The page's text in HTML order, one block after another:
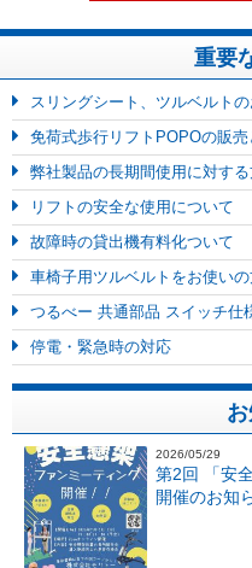
重要
スリングシート、ツルベルト
免荷式歩行リフトPOPOの販
弊社製品の長期間使用に対す
リフトの安全な使用について
故障時の貸出機有料化ついて
車椅子用ツルベルトをお使い
つるべー 共通部品 スイッチ仕
停電・緊急時の対応
2026/05/29
第2回 「安
開催のお知